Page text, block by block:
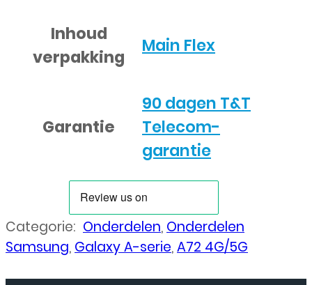
Inhoud
verpakking
Main Flex
Garantie
90 dagen T&T
Telecom-
garantie
Categorie: Onderdelen, Onderdelen
Samsung, Galaxy A-serie,A72 4G/5G